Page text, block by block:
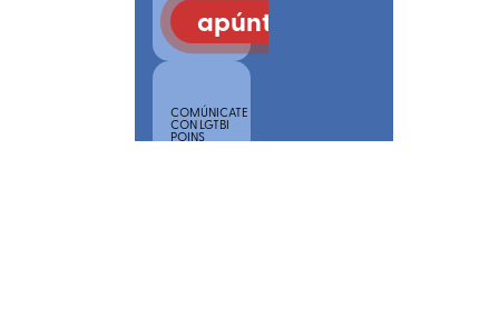
apúntate
COMÚNICATE
CON LGTBI
POINS